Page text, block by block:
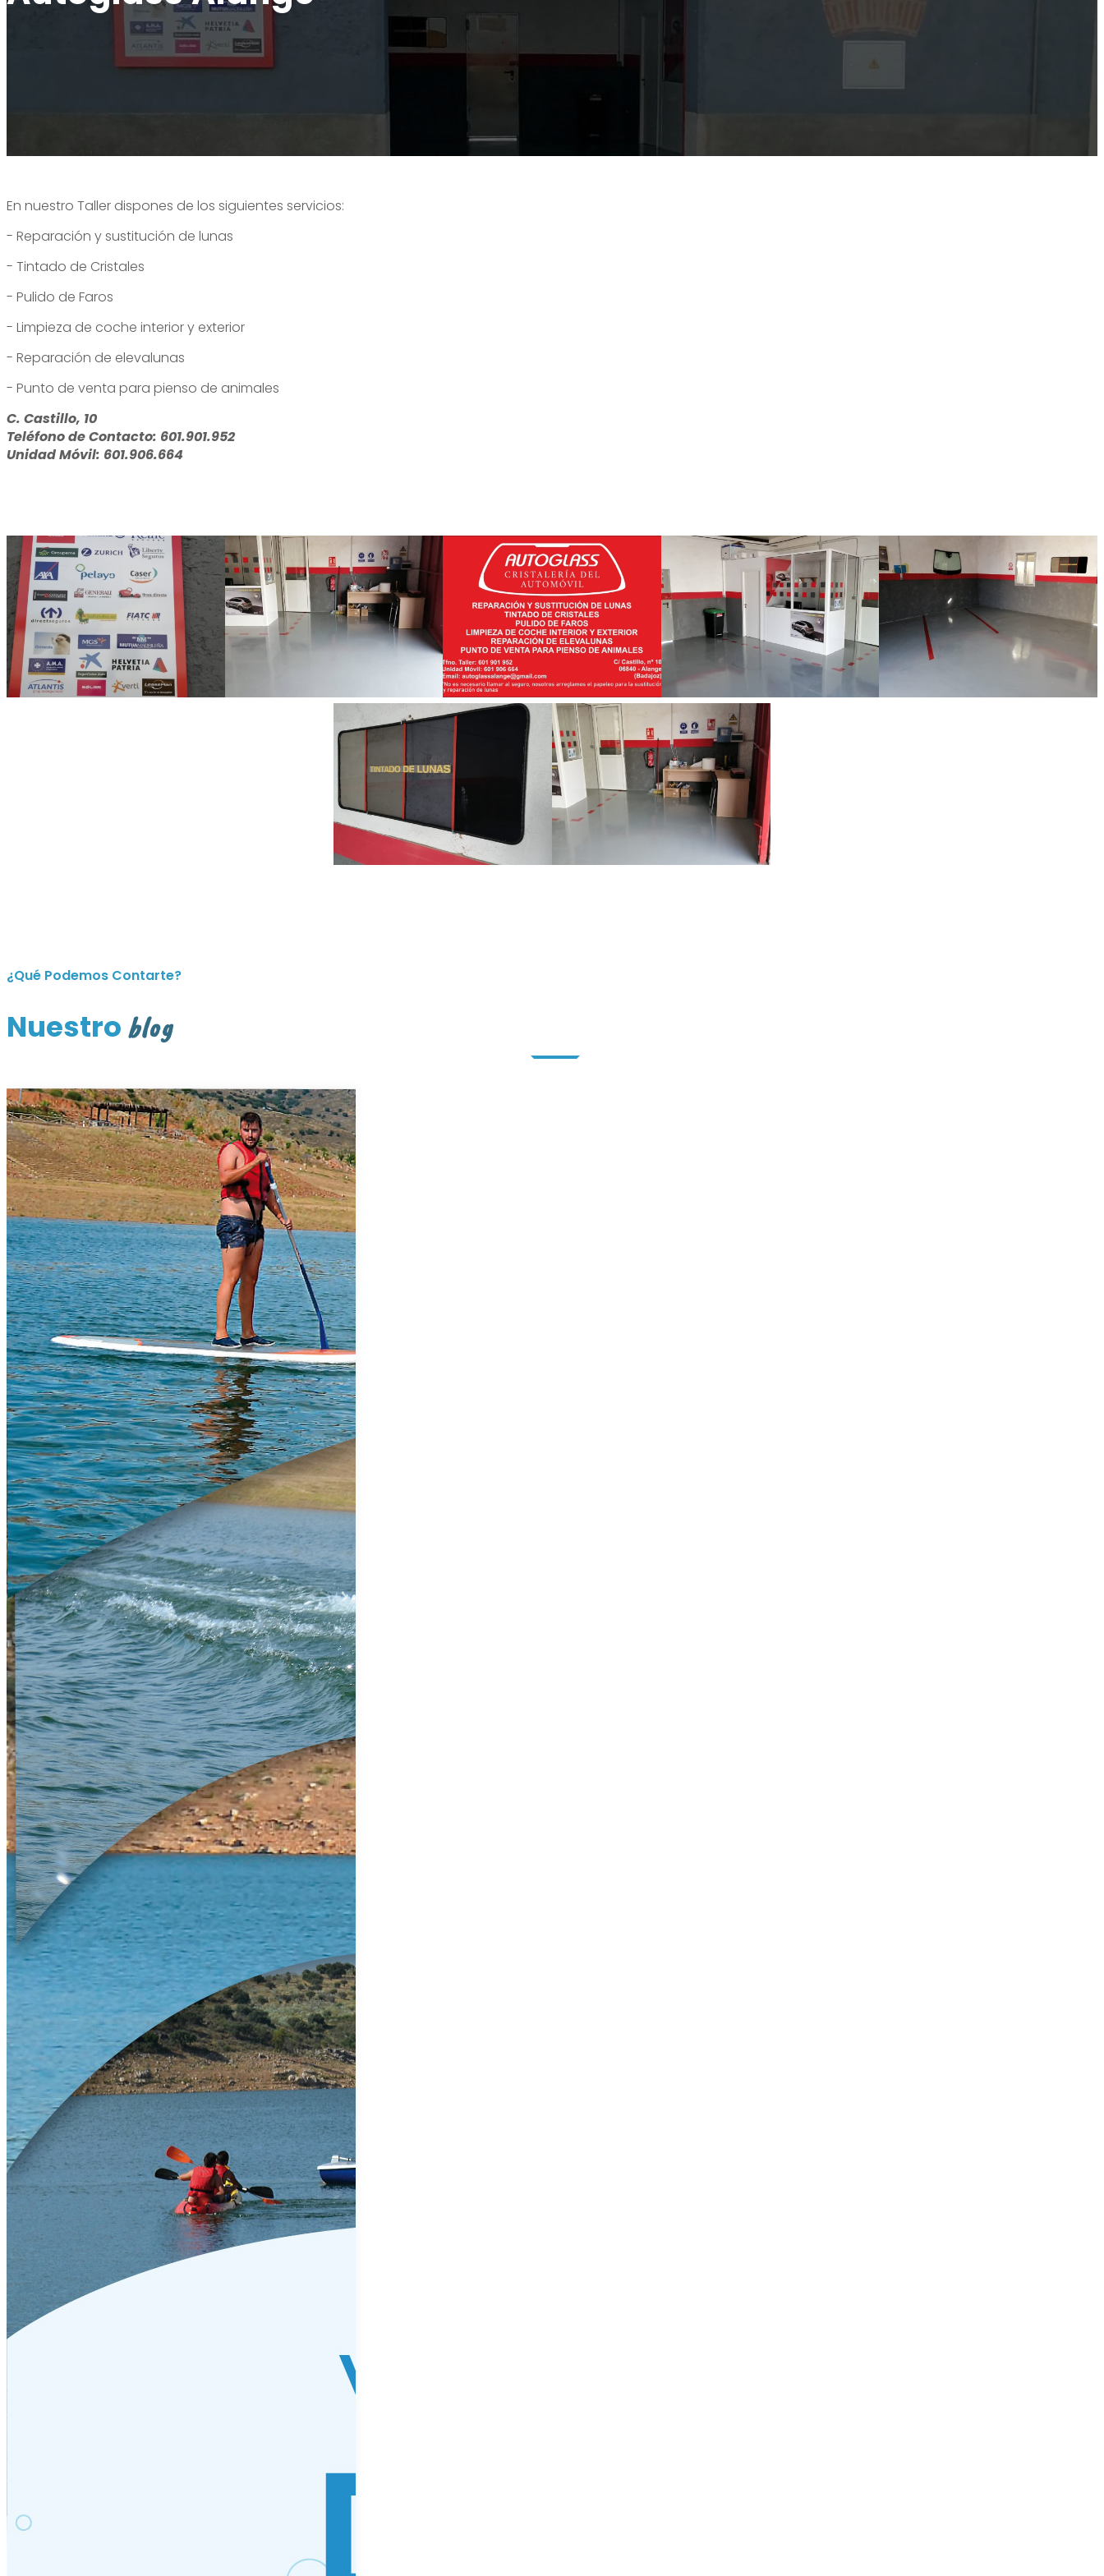
Alange es patrimonio de la humanidad
Alange es destino familiar
Teléfono de interés
Paseo del Bañista
En nuestro Taller dispones de los siguientes servicios:
- Reparación y sustitución de lunas
- Tintado de Cristales
- Pulido de Faros
- Limpieza de coche interior y exterior
- Reparación de elevalunas
- Punto de venta para pienso de animales
C. Castillo, 10
Teléfono de Contacto: 601.901.952
Unidad Móvil: 601.906.664
¿Qué Podemos Contarte?
Nuestro blog